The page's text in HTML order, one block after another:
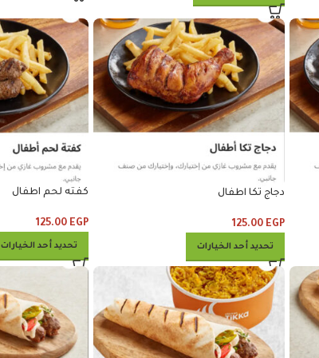
دجاج تكا اطفال
125.00 EGP
تحديد أحد الخيارات
كفته لحم اطفال
125.00 EGP
تحديد أحد الخيارات